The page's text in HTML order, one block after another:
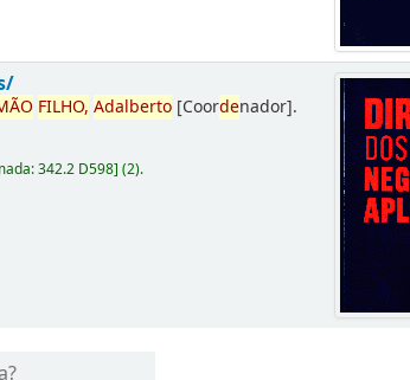
FILHO, Adalberto [Coordenador].
342.2 D598](2).